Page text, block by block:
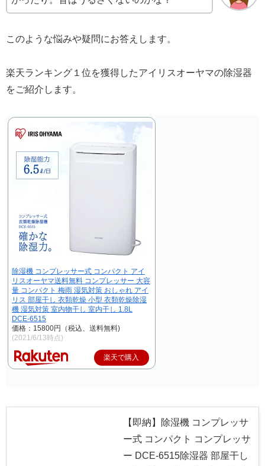
このような悩みや疑問にお答えします。
楽天ランキング１位を獲得したアイリスオーヤマの除湿器
をご紹介します。
除湿機 コンプレッサー式 コンパクト アイ
リスオーヤマ送料無料 コンプレッサー 大容
量 コンパクト 梅雨 湿気対策 おしゃれ アイ
リス 部屋干し 衣類乾燥 小型 衣類乾燥除湿
機 湿気対策 室内物干し 室内干し 1.8L
DCE-6515
価格：15800円（税込、送料無料)
(2021/6/13時点)
楽天で購入
【即納】除湿機 コンプレッサ
ー式 コンパクト コンプレッサ
ー DCE-6515除湿器 部屋干し